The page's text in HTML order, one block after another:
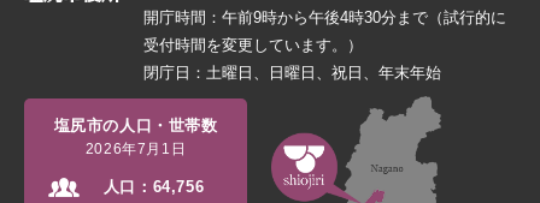
開庁時間：午前9時から午後4時30分まで（試行的に
受付時間を変更しています。）
閉庁日：土曜日、日曜日、祝日、年末年始
塩尻市の人口・世帯数
2026年7月1日
人口： 64,756